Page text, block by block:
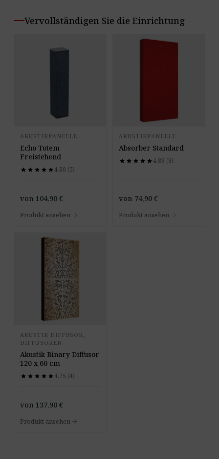
Vervollständigen Sie die Einrichtung
AKUSTIKPANEELE
Echo Totem
Freistehend
star star star star star
star star star star star4,80 (5)
von 104,90 €
Produkt ansehen arrow_forward
AKUSTIKPANEELE
Absorber Standard
star star star star star
star star star star star4,89 (9)
von 74,90 €
Produkt ansehen arrow_forward
AKUSTIK DIFFUSOR,
DIFFUSOREN
Akustik Binary Diffusor
120 x 60 cm
star star star star star
star star star star star4,75 (4)
von 137,90 €
Produkt ansehen arrow_forward